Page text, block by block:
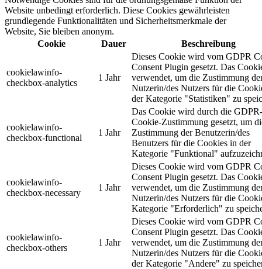
Website unbedingt erforderlich. Diese Cookies gewährleisten
grundlegende Funktionalitäten und Sicherheitsmerkmale der
Website, Sie bleiben anonym.
Cookie
Dauer Beschreibung
cookielawinfo-
checkbox-analytics
1 Jahr
Dieses Cookie wird vom GDPR
Consent Plugin gesetzt. Das
verwendet, um die Zustimmung
Nutzerin/des Nutzers für die
der Kategorie "Statistiken" zu
cookielawinfo-
checkbox-functional
1 Jahr
Das Cookie wird durch die GDPR-
Cookie-Zustimmung gesetzt, um
Zustimmung der Benutzerin/des
Benutzers für die Cookies in der
Kategorie "Funktional"
cookielawinfo-
checkbox-necessary
1 Jahr
Dieses Cookie wird vom GDPR
Consent Plugin gesetzt. Das
verwendet, um die Zustimmung
Nutzerin/des Nutzers für die
Kategorie "Erforderlich" zu
cookielawinfo-
checkbox-others
1 Jahr
Dieses Cookie wird vom GDPR
Consent Plugin gesetzt. Das
verwendet, um die Zustimmung
Nutzerin/des Nutzers für die
der Kategorie "Andere" zu